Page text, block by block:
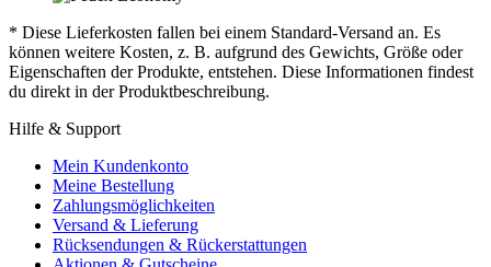
* Diese Lieferkosten fallen bei einem Standard-Versand an. Es
können weitere Kosten, z. B. aufgrund des Gewichts, Größe oder
Eigenschaften der Produkte, entstehen. Diese Informationen findest
du direkt in der Produktbeschreibung.
Hilfe & Support
Mein Kundenkonto
Meine Bestellung
Zahlungsmöglichkeiten
Versand & Lieferung
Rücksendungen & Rückerstattungen